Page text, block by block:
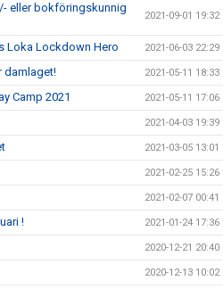
eller bokföringskunnig
2021-09-01 19:32
Loka Lockdown Hero 2021-06-03 22:29
damlaget! 2021-05-11 18:33
Camp 2021 2021-05-11 17:06
2021-04-03 19:39
2021-03-05 13:01
2021-02-25 15:26
2021-02-07 00:41
! 2021-01-24 17:36
2020-12-21 20:40
2020-12-13 10:02